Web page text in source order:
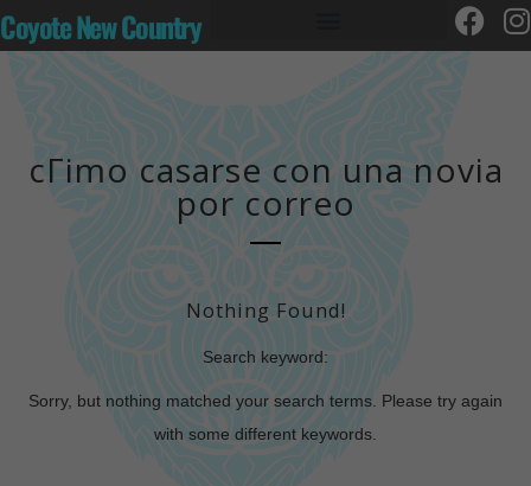
Coyote New Country
cГіmo casarse con una novia
por correo
Nothing Found!
Search keyword:
Sorry, but nothing matched your search terms. Please try again
with some different keywords.